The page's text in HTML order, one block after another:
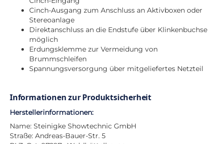
Cinch-Ausgang zum Anschluss an Aktivboxen oder
Stereoanlage
Direktanschluss an die Endstufe über Klinkenbuchse
möglich
Erdungsklemme zur Vermeidung von
Brummschleifen
Spannungsversorgung über mitgeliefertes Netzteil
Informationen zur Produktsicherheit
Herstellerinformationen:
Name: Steinigke Showtechnic GmbH
Straße: Andreas-Bauer-Str. 5